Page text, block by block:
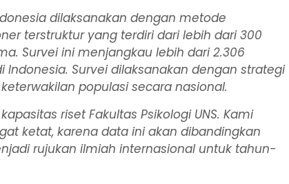
dilaksanakan dengan metode
terstruktur yang terdiri dari lebih dari 300
Survei ini menjangkau lebih dari 2.306
Survei dilaksanakan dengan strategi
populasi secara nasional.
riset Fakultas Psikologi UNS. Kami
ketat, karena data ini akan dibandingkan
rujukan ilmiah internasional untuk tahun-